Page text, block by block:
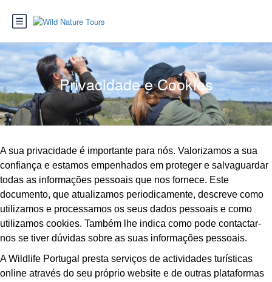
Privacidade e Cookies
A sua privacidade é importante para nós. Valorizamos a sua
confiança e estamos empenhados em proteger e salvaguardar
todas as informações pessoais que nos fornece. Este
documento, que atualizamos periodicamente, descreve como
utilizamos e processamos os seus dados pessoais e como
utilizamos cookies. Também lhe indica como pode contactar-
nos se tiver dúvidas sobre as suas informações pessoais.
A Wildlife Portugal presta serviços de actividades turísticas
online através do seu próprio website e de outras plataformas